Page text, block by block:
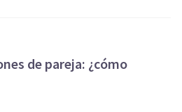
de pareja: ¿cómo